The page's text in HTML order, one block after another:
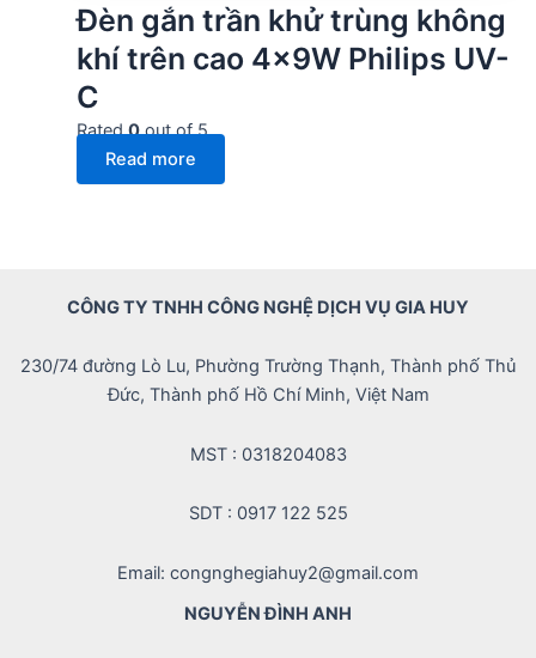
Đèn gắn trần khử trùng không
khí trên cao 4x9W Philips UV-
C
Rated0out of 5
Read more
CÔNG TY TNHH CÔNG NGHỆ DỊCH VỤ GIA HUY
230/74 đường Lò Lu, Phường Trường Thạnh, Thành phố Thủ
Đức, Thành phố Hồ Chí Minh, Việt Nam
MST : 0318204083
SDT : 0917 122 525
Email: congnghegiahuy2@gmail.com
NGUYỄN ĐÌNH ANH